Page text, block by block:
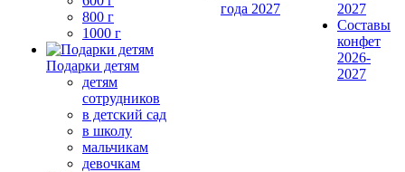
800 г
1000 г
Подарки детям
детям
сотрудников
в детский сад
в школу
мальчикам
девочкам
года 2027
2027
Составы
конфет
2026-
2027